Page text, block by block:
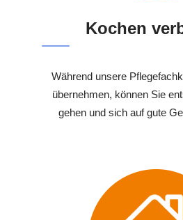
Kochen
Während unsere
übernehmen, können Sie
gehen und sich auf gute